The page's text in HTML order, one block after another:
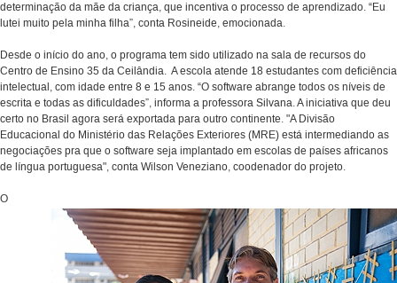
determinação da mãe da criança, que incentiva o processo de aprendizado. “Eu
lutei muito pela minha filha”, conta Rosineide, emocionada.
Desde o início do ano, o programa tem sido utilizado na sala de recursos do
Centro de Ensino 35 da Ceilândia. A escola atende 18 estudantes com deficiência
intelectual, com idade entre 8 e 15 anos. “O software abrange todos os níveis de
escrita e todas as dificuldades”, informa a professora Silvana. A iniciativa que deu
certo no Brasil agora será exportada para outro continente. "A Divisão
Educacional do Ministério das Relações Exteriores (MRE) está intermediando as
negociações pra que o software seja implantado em escolas de países africanos
de língua portuguesa", conta Wilson Veneziano, coodenador do projeto.
O